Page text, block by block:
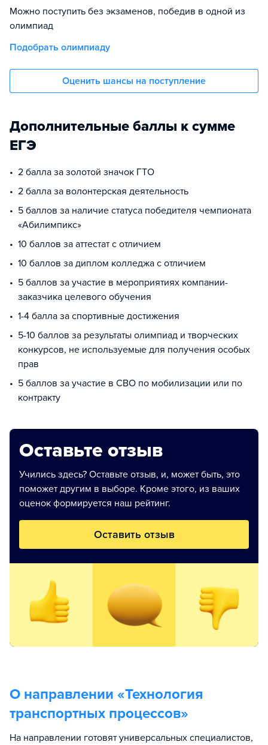
Можно поступить без экзаменов, победив в одной из
олимпиад
Подобрать олимпиаду
Оценить шансы на поступление
Дополнительные баллы к сумме
ЕГЭ
2 балла за золотой значок ГТО
2 балла за волонтерская деятельность
5 баллов за наличие статуса победителя чемпионата
«Абилимпикс»
10 баллов за аттестат с отличием
10 баллов за диплом колледжа с отличием
5 баллов за участие в мероприятиях компании-
заказчика целевого обучения
1-4 балла за спортивные достижения
5-10 баллов за результаты олимпиад и творческих
конкурсов, не используемые для получения особых
прав
5 баллов за участие в СВО по мобилизации или по
контракту
Оставьте отзыв
Учились здесь? Оставьте отзыв, и, может быть, это
поможет другим в выборе. Кроме этого, из ваших
оценок формируется наш рейтинг.
Оставить отзыв
О направлении «Технология
транспортных процессов»
На направлении готовят универсальных специалистов,